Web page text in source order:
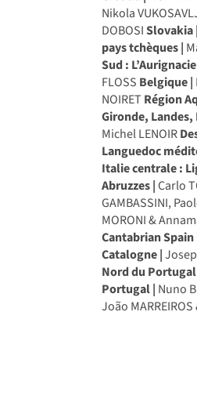
Nikola
DOBOSISlovakia |
pays tchèques |
Sud :
FLOSS Belgique |
NOIRET Région
Gironde,
Michel LENOIR
Languedoc
Italie centrale :
Abruzzes |Carlo
GAMBASSINI,
MORONI &
Cantabrian Spain
Catalogne |Josep
Nord du
Portugal | Nuno
João